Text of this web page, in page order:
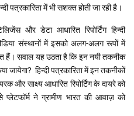
पत्रकारिता में भी सशक्त होती जा रही है।
और डेटा आधारित रिपोर्टिंग हिन्दी
संस्थानों में इसको अलग-अलग रूपों में
हैं। सवाल यह उठता है कि इन नयी तकनीक
जायेगा? हिन्दी पत्रकारिता में इन तकनीकों
और साक्ष्य आधारित रिपोर्टिंग के दायरे को
ने ग्रामीण भारत की आवाज़ को